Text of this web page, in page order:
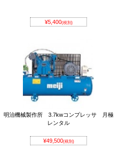
¥5,400(税別)
明治機械製作所 3.7kwコンプレッサ 月極
レンタル
¥49,500(税別)